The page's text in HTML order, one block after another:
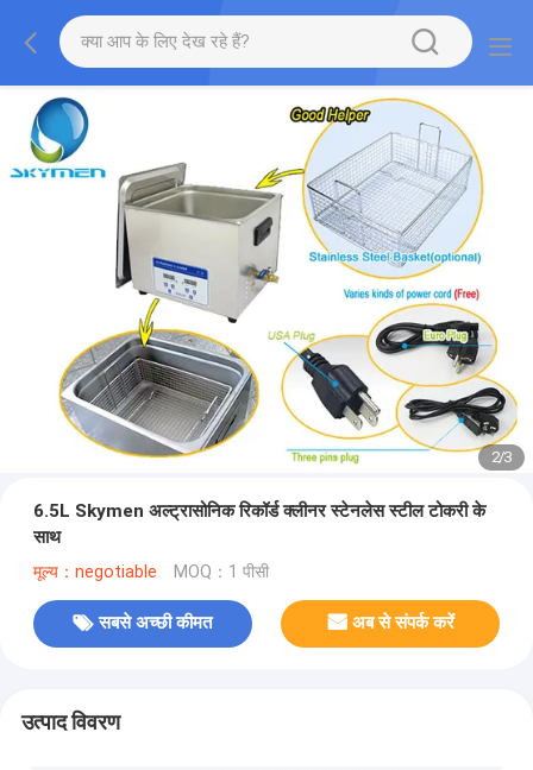
2/3
6.5L Skymen अल्ट्रासोनिक रिकॉर्ड क्लीनर स्टेनलेस स्टील टोकरी के
साथ
मूल्य：negotiable MOQ：1 पीसी
सबसे अच्छी कीमत अब से संपर्क करें
उत्पाद विवरण